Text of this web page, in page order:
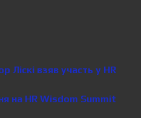
Ліскі взяв участь у HR
на HR Wisdom Summit